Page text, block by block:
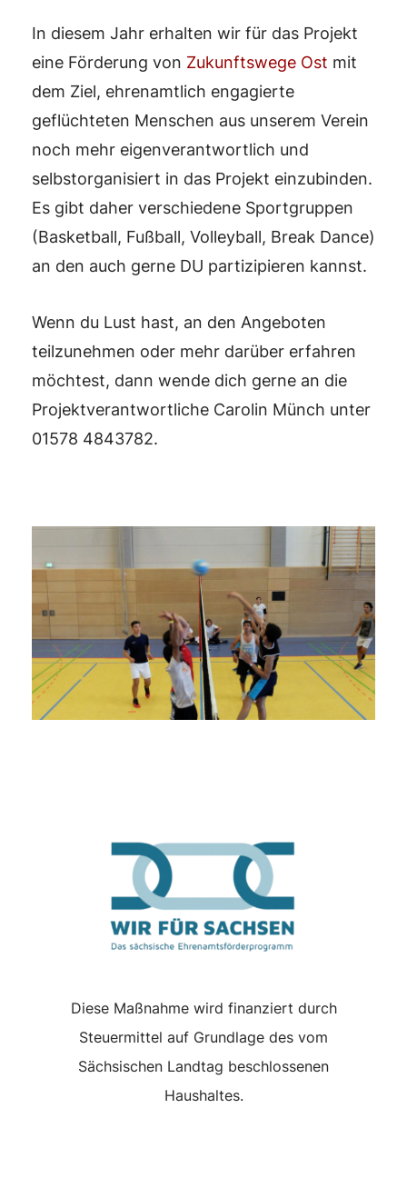
In diesem Jahr erhalten wir für das Projekt
eine Förderung von Zukunftswege Ost mit
dem Ziel, ehrenamtlich engagierte
geflüchteten Menschen aus unserem Verein
noch mehr eigenverantwortlich und
selbstorganisiert in das Projekt einzubinden.
Es gibt daher verschiedene Sportgruppen
(Basketball, Fußball, Volleyball, Break Dance)
an den auch gerne DU partizipieren kannst.
Wenn du Lust hast, an den Angeboten
teilzunehmen oder mehr darüber erfahren
möchtest, dann wende dich gerne an die
Projektverantwortliche Carolin Münch unter
01578 4843782.
Diese Maßnahme wird finanziert durch
Steuermittel auf Grundlage des vom
Sächsischen Landtag beschlossenen
Haushaltes.